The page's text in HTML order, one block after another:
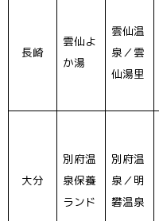
長崎
雲仙よ
か湯
雲仙温
泉／雲
仙湯里
大分
別府温
泉保養
ランド
別府温
泉／明
礬温泉